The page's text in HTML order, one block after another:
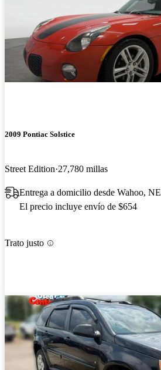
2009 Pontiac Solstice
Street Edition 27,780 millas
Entrega a domicilio desde Wahoo, NE
El precio incluye envío de $654
Trato justo